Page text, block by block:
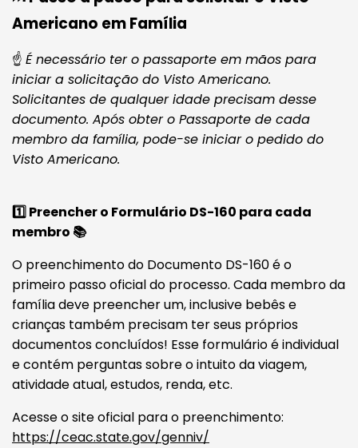
Americano em Família
☝️ É necessário ter o passaporte em mãos para
iniciar a solicitação do Visto Americano.
Solicitantes de qualquer idade precisam desse
documento. Após obter o Passaporte de cada
membro da família, pode-se iniciar o pedido do
Visto Americano.
1️⃣ Preencher o Formulário DS-160 para cada
membro 📚
O preenchimento do Documento DS-160 é o
primeiro passo oficial do processo. Cada membro da
família deve preencher um, inclusive bebês e
crianças também precisam ter seus próprios
documentos concluídos! Esse formulário é individual
e contém perguntas sobre o intuito da viagem,
atividade atual, estudos, renda, etc.
Acesse o site oficial para o preenchimento:
https://ceac.state.gov/genniv/